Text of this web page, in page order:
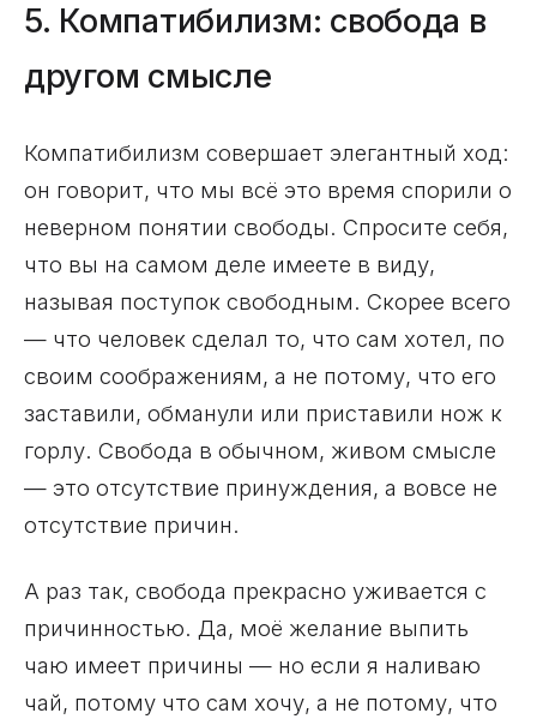
5. Компатибилизм: свобода в
другом смысле
Компатибилизм совершает элегантный ход:
он говорит, что мы всё это время спорили о
неверном понятии свободы. Спросите себя,
что вы на самом деле имеете в виду,
называя поступок свободным. Скорее всего
— что человек сделал то, что сам хотел, по
своим соображениям, а не потому, что его
заставили, обманули или приставили нож к
горлу. Свобода в обычном, живом смысле
— это отсутствие принуждения, а вовсе не
отсутствие причин.
А раз так, свобода прекрасно уживается с
причинностью. Да, моё желание выпить
чаю имеет причины — но если я наливаю
чай, потому что сам хочу, а не потому, что